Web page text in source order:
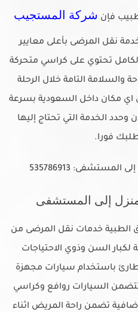
فإن شركة المستجيب
نقل المرضى بأعلى معايير
تحتوي على كراسي متحركة
والسلامة التامة خلال الرحلة
اي مكان داخل السعودية بسرعة
وحدد الخدمة التي تحتاج إليها
فورا.
إلى المستشفى
الطبية خدمات نقل المرضى من
السن وذوي الاحتياجات
باستخدام سيارات مجهزة
السيارات روافع وكراسي
تضمن راحة المريض اثناء